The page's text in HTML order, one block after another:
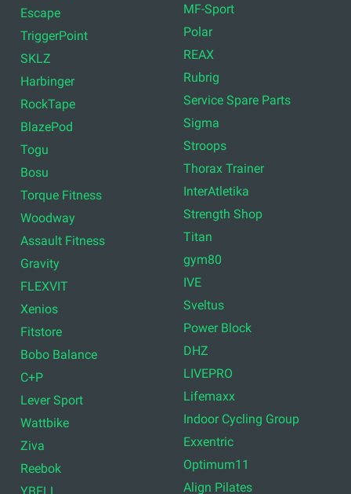
Escape
TriggerPoint
SKLZ
Harbinger
RockTape
BlazePod
Togu
Bosu
Torque Fitness
Woodway
Assault Fitness
Gravity
FLEXVIT
Xenios
Fitstore
Bobo Balance
C+P
Lever Sport
Wattbike
Ziva
Reebok
MF-Sport
Polar
REAX
Rubrig
Service Spare Parts
Sigma
Stroops
Thorax Trainer
InterAtletika
Strength Shop
Titan
gym80
IVE
Sveltus
Power Block
DHZ
LIVEPRO
Lifemaxx
Indoor Cycling Group
Exxentric
Optimum11
Align Pilates